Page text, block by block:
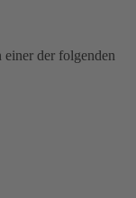
einer der folgenden